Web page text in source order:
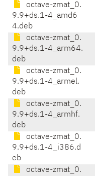
octave-zmat_0.
9.9+ds.1-4_amd6
4.deb
octave-zmat_0.
9.9+ds.1-4_arm64.
deb
octave-zmat_0.
9.9+ds.1-4_armel.
deb
octave-zmat_0.
9.9+ds.1-4_armhf.
deb
octave-zmat_0.
9.9+ds.1-4_i386.d
eb
octave-zmat_0.